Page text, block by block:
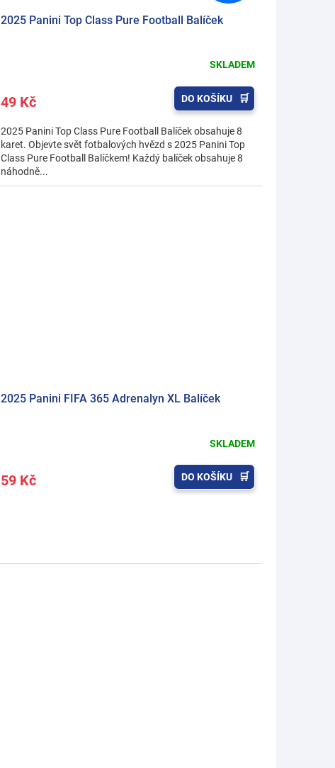
2025 Panini Top Class Pure Football Balíček
SKLADEM
49 Kč DO KOŠÍKU
2025 Panini Top Class Pure Football Balíček obsahuje 8
karet. Objevte svět fotbalových hvězd s 2025 Panini Top
Class Pure Football Balíčkem! Každý balíček obsahuje 8
náhodně...
2025 Panini FIFA 365 Adrenalyn XL Balíček
SKLADEM
59 Kč DO KOŠÍKU